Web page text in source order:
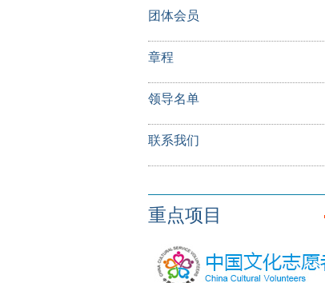
团体会员
章程
领导名单
联系我们
重点项目